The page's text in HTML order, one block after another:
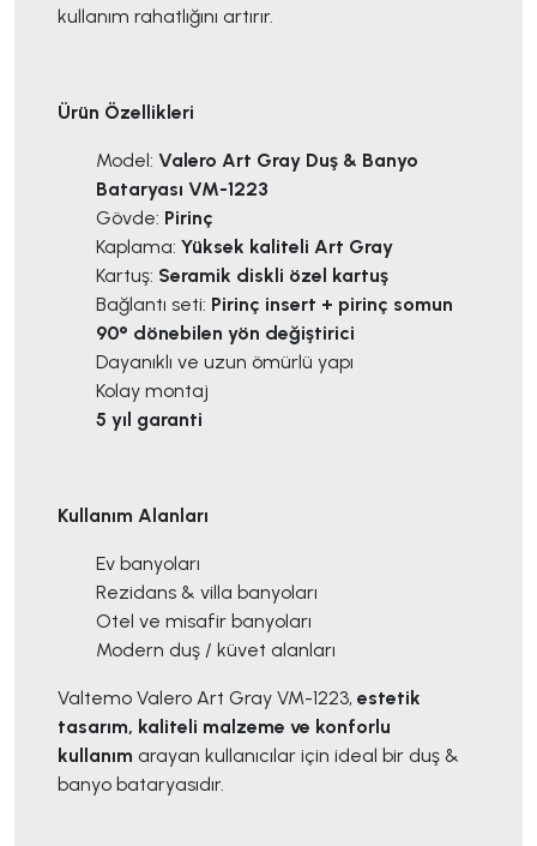
kullanım rahatlığını artırır.
Ürün Özellikleri
Model: Valero Art Gray Duş & Banyo
Bataryası VM-1223
Gövde: Pirinç
Kaplama: Yüksek kaliteli Art Gray
Kartuş: Seramik diskli özel kartuş
Bağlantı seti: Pirinç insert + pirinç somun
90° dönebilen yön değiştirici
Dayanıklı ve uzun ömürlü yapı
Kolay montaj
5 yıl garanti
Kullanım Alanları
Ev banyoları
Rezidans & villa banyoları
Otel ve misafir banyoları
Modern duş / küvet alanları
Valtemo Valero Art Gray VM-1223, estetik
tasarım, kaliteli malzeme ve konforlu
kullanım arayan kullanıcılar için ideal bir duş &
banyo bataryasıdır.